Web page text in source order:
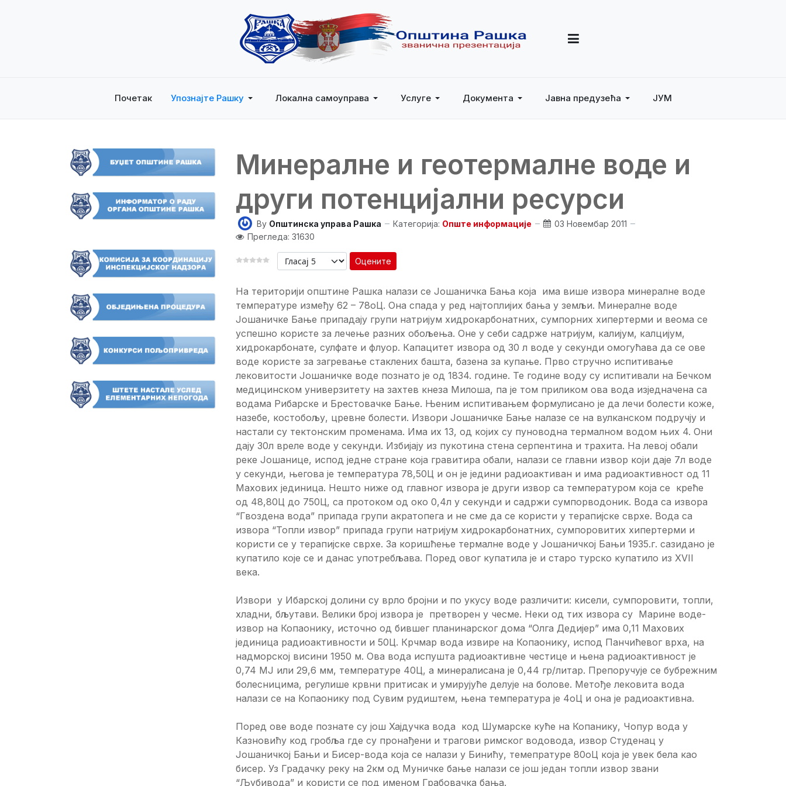
Почетак Упознајте Рашку Локална самоуправа Услуге Документа Јавна предузећа ЈУМ
Минералне и геотермалне воде и
други потенцијални ресурси
By Општинска управа Рашка Категорија: Опште информације
03 Новембар 2011
Прегледа: 31630
Оцените
На територији општине Рашка налази се Јошаничка Бања која има више извора минералне воде
температуре између 62 – 78оЦ. Она спада у ред најтоплијих бања у земљи. Минералне воде
Јошаничке Бање припадају групи натријум хидрокарбонатних, сумпорних хипертерми и веома се
успешно користе за лечење разних обољења. Оне у себи садрже натријум, калијум, калцијум,
хидрокарбонате, сулфате и флуор. Капацитет извора од 30 л воде у секунди омогућава да се ове
воде користе за загревање стаклених башта, базена за купање. Прво стручно испитивање
лековитости Јошаничке воде познато је од 1834. године. Те године воду су испитивали на Бечком
медицинском универзитету на захтев кнеза Милоша, па је том приликом ова вода изједначена са
водама Рибарске и Брестовачке Бање. Њеним испитивањем формулисано је да лечи болести коже,
назебе, костобољу, цревне болести. Извори Јошаничке Бање налазе се на вулканском подручју и
настали су тектонским променама. Има их 13, од којих су пуноводна термалном водом њих 4. Они
дају 30л вреле воде у секунди. Избијају из пукотина стена серпентина и трахита. На левој обали
реке Јошанице, испод једне стране која гравитира обали, налази се главни извор који даје 7л воде
у секунди, његова је температура 78,50Ц и он је једини радиоактиван и има радиоактивност од 11
Махових јединица. Нешто ниже од главног извора је други извор са температуром која се креће
од 48,80Ц до 750Ц, са протоком од око 0,4л у секунди и садржи сумпорводоник. Вода са извора
“Гвоздена вода” припада групи акратопега и не сме да се користи у терапијске сврхе. Вода са
извора “Топли извор” припада групи натријум хидрокарбонатних, сумпоровитих хипертерми и
користи се у терапијске сврхе. За коришћење термалне воде у Јошаничкој Бањи 1935.г. сазидано је
купатило које се и данас употребљава. Поред овог купатила је и старо турско купатило из XVII
века.
Извори у Ибарској долини су врло бројни и по укусу воде различити: кисели, сумпоровити, топли,
хладни, бљутави. Велики број извора је претворен у чесме. Неки од тих извора су Марине воде-
извор на Копаонику, источно од бившег планинарског дома “Олга Дедијер” има 0,11 Махових
јединица радиоактивности и 50Ц. Крчмар вода извире на Копаонику, испод Панчићевог врха, на
надморској висини 1950 м. Ова вода испушта радиоактивне честице и њена радиоактивност је
0,74 МЈ или 29,6 мм, температуре 40Ц, а минералисана је 0,44 гр/литар. Препоручује се бубрежним
болесницима, регулише крвни притисак и умирујуће делује на болове. Метође лековита вода
налази се на Копаонику под Сувим рудиштем, њена температура је 4oЦ и онa је радиоактивна.
Поред ове воде познате су још Хајдучка вода код Шумарске куће на Копанику, Чопур вода у
Казновићу код гробља где су пронађени и трагови римског водовода, извор Студенац у
Јошаничкој Бањи и Бисер-вода која се налази у Бинићу, темепратуре 80oЦ која је увек бела као
бисер. Уз Градачку реку на 2км од Муничке бање налази се још један топли извор звани
“Љубивода” и користи се под именом Грабовачка бања.